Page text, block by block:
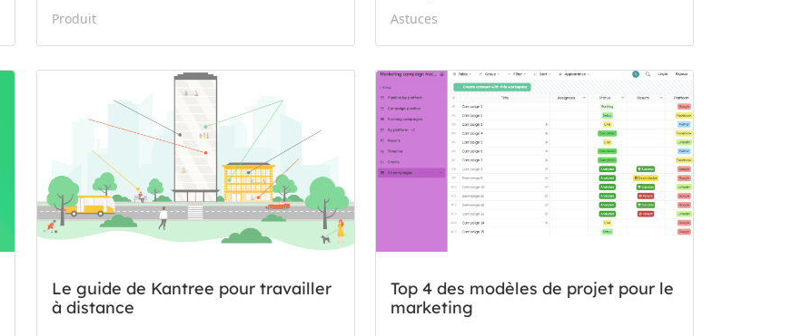
Produit Astuces
Le guide de Kantree pour travailler
à distance
Top 4 des modèles de projet pour le
marketing